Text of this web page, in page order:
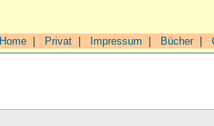
Home Privat Impressum Bücher|